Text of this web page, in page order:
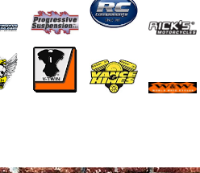
RISERS KRAUS -
ISOLATED RISER LEG SET -
HAUTEUR : 140MM / 5.5"- NOIR -
UN-RI-55-B
PIKE 1937 ROAMER SHIRT M